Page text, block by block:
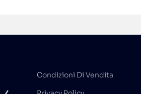
Condizioni Di Vendita